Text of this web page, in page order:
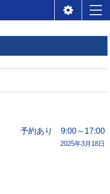
ニ
ュ
ー
予約あり 9:00～17:00
2025年3月18日